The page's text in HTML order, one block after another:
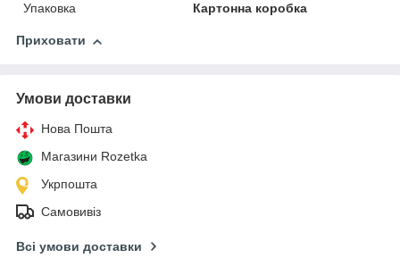
Упаковка
Картонна коробка
Приховати
Умови доставки
Нова Пошта
Магазини Rozetka
Укрпошта
Самовивіз
Всі умови доставки